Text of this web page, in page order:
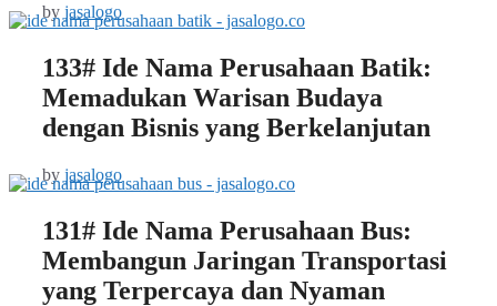
by jasalogo
133# Ide Nama Perusahaan Batik:
Memadukan Warisan Budaya
dengan Bisnis yang Berkelanjutan
by jasalogo
131# Ide Nama Perusahaan Bus:
Membangun Jaringan Transportasi
yang Terpercaya dan Nyaman